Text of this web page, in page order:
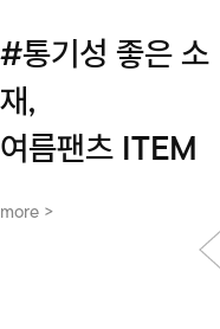
#통기성 좋은 소
재,
여름팬츠 ITEM
more >